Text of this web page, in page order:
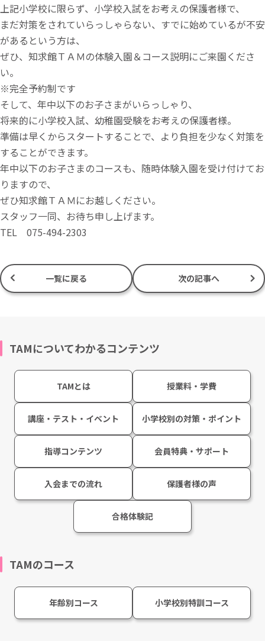
上記小学校に限らず、小学校入試をお考えの保護者様で、
まだ対策をされていらっしゃらない、すでに始めているが不安
があるという方は、
ぜひ、知求館ＴＡＭの体験入園＆コース説明にご来園くださ
い。
※完全予約制です
そして、年中以下のお子さまがいらっしゃり、
将来的に小学校入試、幼稚園受験をお考えの保護者様。
準備は早くからスタートすることで、より負担を少なく対策を
することができます。
年中以下のお子さまのコースも、随時体験入園を受け付けてお
りますので、
ぜひ知求館ＴＡＭにお越しください。
スタッフ一同、お待ち申し上げます。
TEL 075-494-2303
一覧に戻る 次の記事へ
TAMについてわかるコンテンツ
TAMとは 授業料・学費
講座・テスト・イベント 小学校別の対策・ポイント
指導コンテンツ 会員特典・サポート
入会までの流れ 保護者様の声
合格体験記
TAMのコース
年齢別コース 小学校別特訓コース